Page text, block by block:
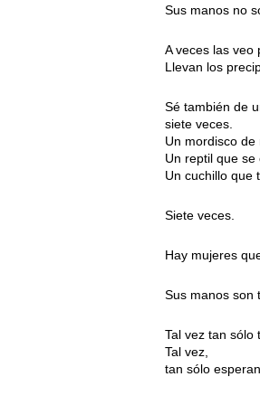
Sus manos no
A veces las veo
Llevan los
Sé también de
siete veces.
Un mordisco de
Un reptil que se
Un cuchillo que
Siete veces.
Hay mujeres
Sus manos son
Tal vez tan sólo
Tal vez,
tan sólo